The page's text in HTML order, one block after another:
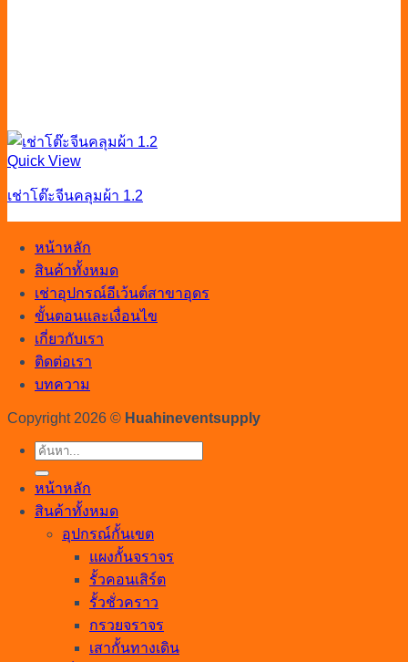
Quick View
เช่าโต๊ะจีนคลุมผ้า 1.2
หน้าหลัก
สินค้าทั้งหมด
เช่าอุปกรณ์อีเว้นต์สาขาอุดร
ขั้นตอนและเงื่อนไข
เกี่ยวกับเรา
ติดต่อเรา
บทความ
Copyright 2026 © Huahineventsupply
ค้นหา:
หน้าหลัก
สินค้าทั้งหมด
อุปกรณ์กั้นเขต
แผงกั้นจราจร
รั้วคอนเสิร์ต
รั้วชั่วคราว
กรวยจราจร
เสากั้นทางเดิน